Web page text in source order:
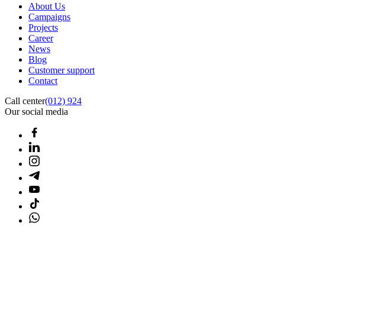
About Us
Campaigns
Projects
Career
News
Blog
Customer support
Contact
Call center(012) 924
Our social media